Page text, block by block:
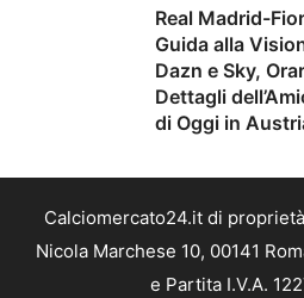
Real Madrid-
Guida alla
Dazn e Sky,
Dettagli
di Oggi in
Calciomercato24.it di
Nicola Marchese 10, 00141
e Partita I.V.A.